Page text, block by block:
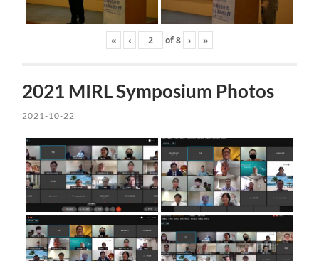
« ‹ of8 › »
2021 MIRL Symposium Photos
2021-10-22